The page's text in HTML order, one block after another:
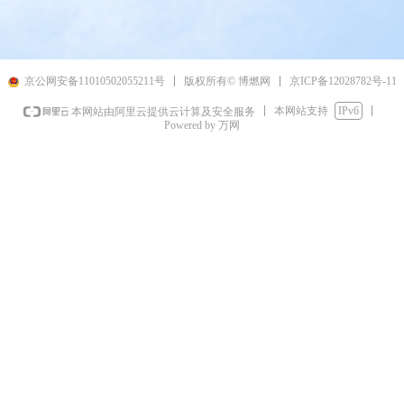
京公网安备11010502055211号 版权所有© 博燃网 京ICP备12028782号-11
本网站由阿里云提供云计算及安全服务 本网站支持
IPv6
Powered by 万网